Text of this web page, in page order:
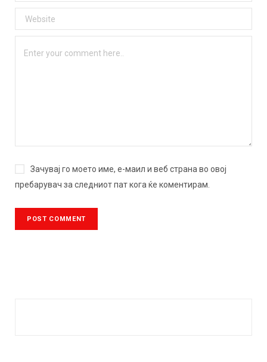
Зачувај го моето име, е-маил и веб страна во овој
пребарувач за следниот пат кога ќе коментирам.